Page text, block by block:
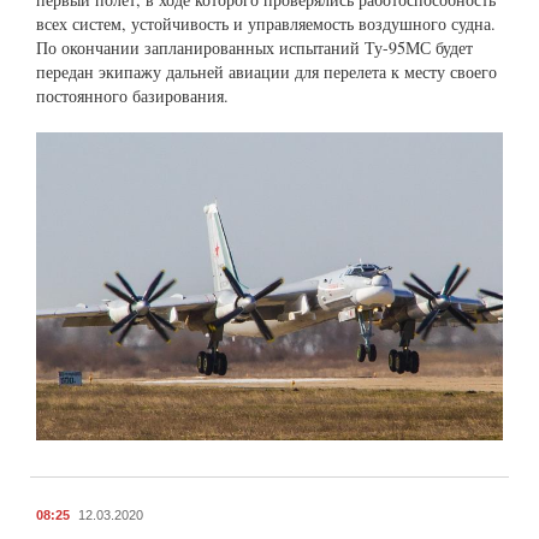
всех систем, устойчивость и управляемость воздушного судна.
По окончании запланированных испытаний Ту-95МС будет
передан экипажу дальней авиации для перелета к месту своего
постоянного базирования.
08:25 12.03.2020